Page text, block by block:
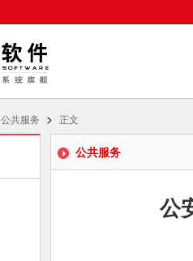
公共服务 > 正文
公共服务
公